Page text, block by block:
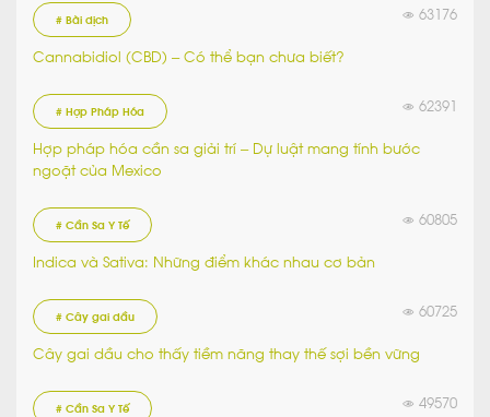
# Bài dịch 63176
Cannabidiol (CBD) – Có thể bạn chưa biết?
# Hợp Pháp Hóa 62391
Hợp pháp hóa cần sa giải trí – Dự luật mang tính bước
ngoặt của Mexico
# Cần Sa Y Tế 60805
Indica và Sativa: Những điểm khác nhau cơ bản
# Cây gai dầu 60725
Cây gai dầu cho thấy tiềm năng thay thế sợi bền vững
# Cần Sa Y Tế 49570